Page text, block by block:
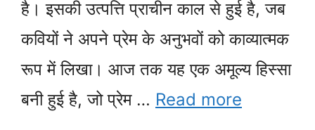
है। इसकी उत्पत्ति प्राचीन काल से हुई है, जब
कवियों ने अपने प्रेम के अनुभवों को काव्यात्मक
रूप में लिखा। आज तक यह एक अमूल्य हिस्सा
बनी हुई है, जो प्रेम … Read more